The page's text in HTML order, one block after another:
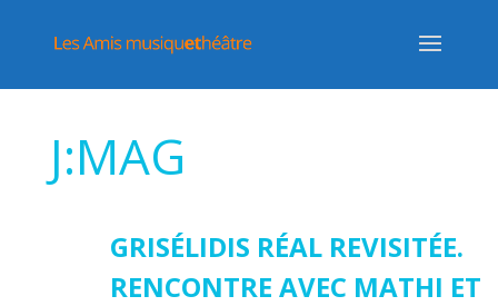
J:MAG
GRISÉLIDIS RÉAL REVISITÉE.
RENCONTRE AVEC MATHI ET